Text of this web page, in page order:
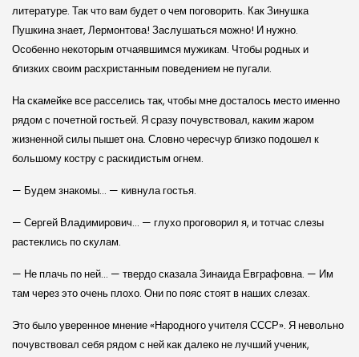
литературе. Так что вам будет о чем поговорить. Как Зинушка
Пушкина знает, Лермонтова! Заслушаться можно! И нужно.
Особенно некоторым отчаявшимся мужикам. Чтобы родных и
близких своим расхристанным поведением не пугали.
На скамейке все расселись так, чтобы мне досталось место именно
рядом с почетной гостьей. Я сразу почувствовал, каким жаром
жизненной силы пышет она. Словно чересчур близко подошел к
большому костру с раскидистым огнем.
— Будем знакомы… — кивнула гостья.
— Сергей Владимирович… — глухо проговорил я, и тотчас слезы
растеклись по скулам.
— Не плачь по ней… — твердо сказала Зинаида Евграфовна. — Им
там через это очень плохо. Они по пояс стоят в наших слезах.
Это было уверенное мнение «Народного учителя СССР». Я невольно
почувствовал себя рядом с ней как далеко не лучший ученик,